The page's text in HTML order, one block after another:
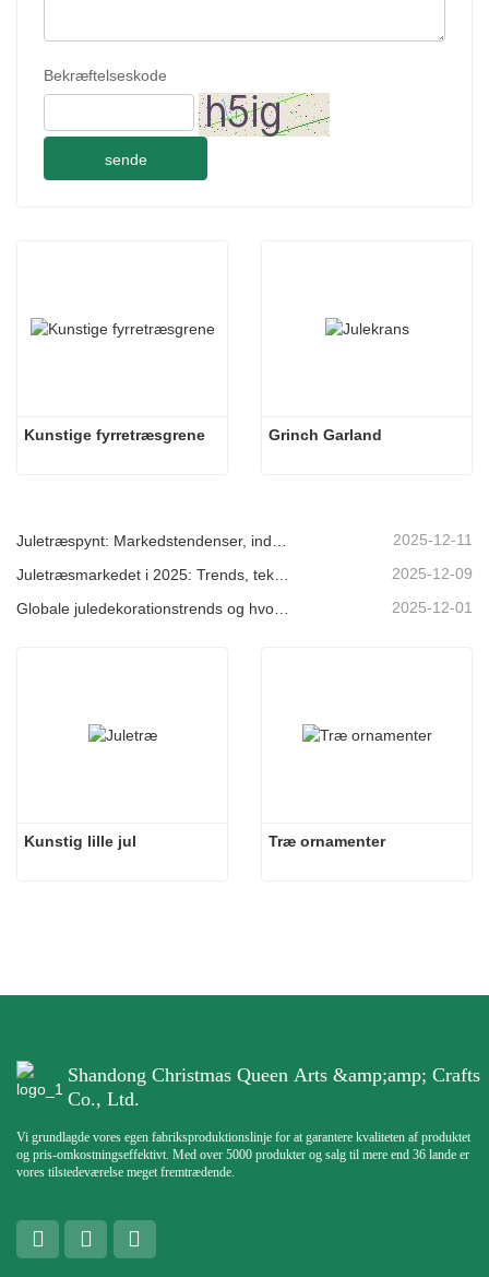
Bekræftelseskode
sende
Kunstige fyrretræsgrene Grinch Garland
2025-12-11
2025-12-09
Globale juledekorationstrends og hvorfor Christmas Queen fortsat fører an på markedet 2025-12-01
Kunstig lille jul Træ ornamenter
Shandong Christmas Queen Arts &amp;amp; Crafts
Co., Ltd.
Vi grundlagde vores egen fabriksproduktionslinje for at garantere kvaliteten af ​​produktet
og pris-omkostningseffektivt. Med over 5000 produkter og salg til mere end 36 lande er
vores tilstedeværelse meget fremtrædende.